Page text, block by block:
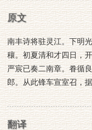
原文
南丰诗将驻灵江。下明
穰。初夏清和才四日，
严宸已奏二南章。眷循
郎。从此锋车宣室召，
翻译